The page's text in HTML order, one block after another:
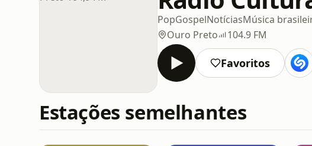
PopGospelNotíciasMúsica
Ouro Preto
104.9 FM
Favoritos
Estações semelhantes